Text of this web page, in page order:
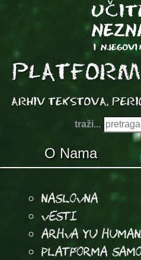
traži...
O Nama
Naslovna
Vesti
Arhva YU
Platforma